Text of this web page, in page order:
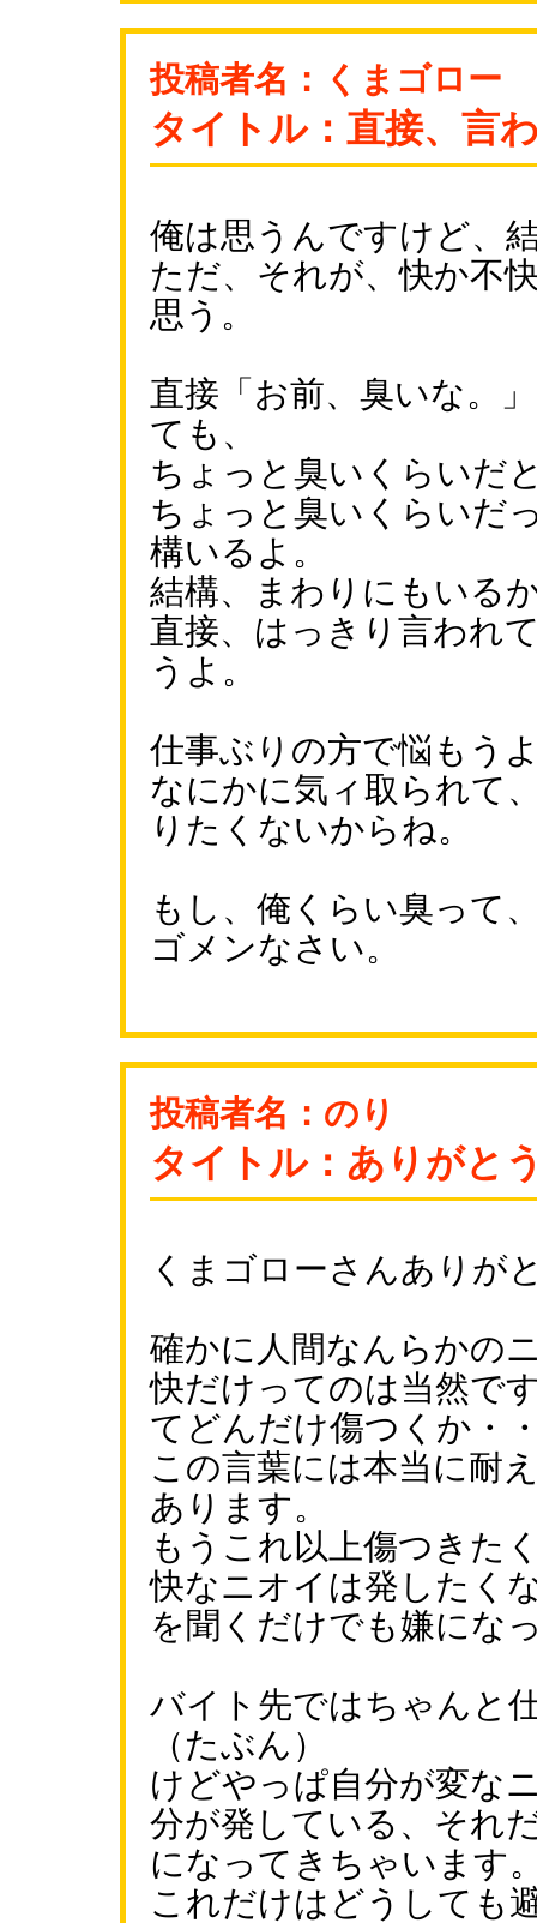
投稿者名：くまゴロー
タイトル：直接、言
俺は思うんですけど、
ただ、それが、快か不
思う。
直接「お前、臭いな。
ても、
ちょっと臭いくらいだ
ちょっと臭いくらいだ
構いるよ。
結構、まわりにもいる
直接、はっきり言われ
うよ。
仕事ぶりの方で悩もう
なにかに気ィ取られて
りたくないからね。
もし、俺くらい臭って
ゴメンなさい。
投稿者名：のり
タイトル：ありがと
くまゴローさんありが
確かに人間なんらかの
快だけってのは当然で
てどんだけ傷つくか・
この言葉には本当に耐
あります。
もうこれ以上傷つきた
快なニオイは発したく
を聞くだけでも嫌にな
バイト先ではちゃんと
（たぶん）
けどやっぱ自分が変な
分が発している、それ
になってきちゃいます
これだけはどうしても